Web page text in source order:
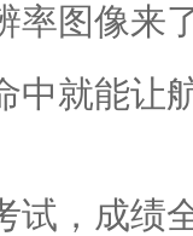
率图像来
中就能让
试，成绩